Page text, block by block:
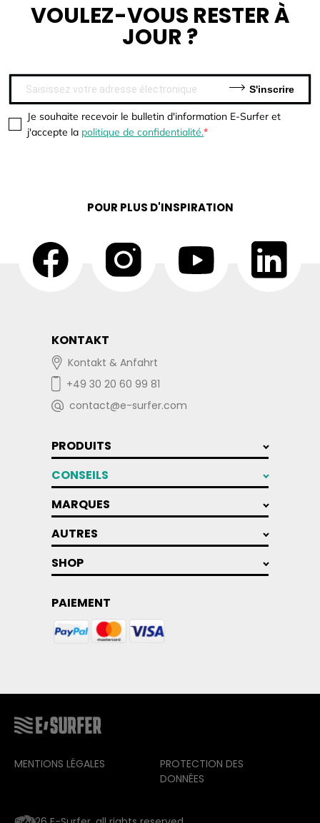
VOULEZ-VOUS RESTER À
JOUR ?
Je souhaite recevoir le bulletin d'information E-Surfer et
j'accepte la politique de confidentialité.
S'inscrire
POUR PLUS D'INSPIRATION
KONTAKT
Kontakt & Anfahrt
+49 30 20 60 99 81
contact@e-surfer.com
PRODUITS
CONSEILS
MARQUES
AUTRES
SHOP
PAIEMENT
MENTIONS LÉGALES
PROTECTION DES
DONNÉES